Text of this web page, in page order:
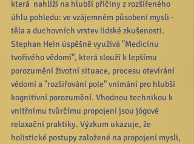
která  nahlíží na hlubší příčiny z rozšířeného
úhlu pohledu: ve vzájemném působení mysli -
těla a duchovních vrstev lidské zkušenosti.
Stephan Hein úspěšně využívá "Medicínu
tvořivého vědomí", která slouží k lepšímu
porozumění životní situace, procesu otevírání
vědomí a "rozšiřování pole" vnímání pro hlubší
kognitivní porozumění. Vhodnou technikou k
vnitřnímu tvůrčímu propojení jsou jógové
relaxační praktiky. Výzkum ukazuje, že
holistické postupy založené na propojení mysli,